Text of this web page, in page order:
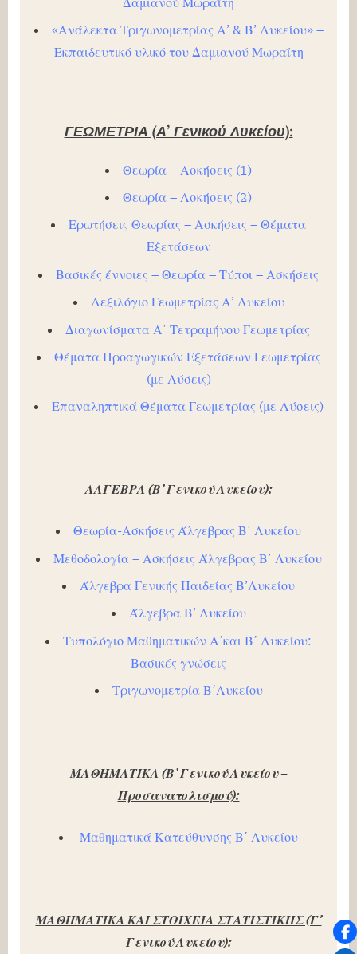
«Ανάλεκτα Τριγωνομετρίας Α’ & Β’ Λυκείου» –
Εκπαιδευτικό υλικό του Δαμιανού Μωραΐτη
ΓΕΩΜΕΤΡΙΑ (Α’ Γενικού Λυκείου):
Θεωρία – Ασκήσεις (1)
Θεωρία – Ασκήσεις (2)
Ερωτήσεις Θεωρίας – Ασκήσεις – Θέματα
Εξετάσεων
Βασικές έννοιες – Θεωρία – Τύποι – Ασκήσεις
Λεξιλόγιο Γεωμετρίας Α’ Λυκείου
Διαγωνίσματα Α΄ Τετραμήνου Γεωμετρίας
Θέματα Προαγωγικών Εξετάσεων Γεωμετρίας
(με Λύσεις)
Επαναληπτικά Θέματα Γεωμετρίας (με Λύσεις)
ΑΛΓΕΒΡΑ (Β’ Γενικού Λυκείου):
Θεωρία-Ασκήσεις Άλγεβρας Β΄ Λυκείου
Μεθοδολογία – Ασκήσεις Άλγεβρας Β΄ Λυκείου
Άλγεβρα Γενικής Παιδείας Β’Λυκείου
Άλγεβρα Β’ Λυκείου
Τυπολόγιο Μαθηματικών Α΄και Β΄ Λυκείου:
Βασικές γνώσεις
Τριγωνομετρία Β΄Λυκείου
ΜΑΘΗΜΑΤΙΚΑ (Β’ Γενικού Λυκείου –
Προσανατολισμού):
Μαθηματικά Κατεύθυνσης Β΄ Λυκείου
ΜΑΘΗΜΑΤΙΚΑ ΚΑΙ ΣΤΟΙΧΕΙΑ ΣΤΑΤΙΣΤΙΚΗΣ (Γ’
Γενικού Λυκείου):